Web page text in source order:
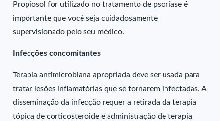
Propiosol for utilizado no tratamento de psoríase é
importante que você seja cuidadosamente
supervisionado pelo seu médico.
Infecções concomitantes
Terapia antimicrobiana apropriada deve ser usada para
tratar lesões inflamatórias que se tornarem infectadas. A
disseminação da infecção requer a retirada da terapia
tópica de corticosteroide e administração de terapia